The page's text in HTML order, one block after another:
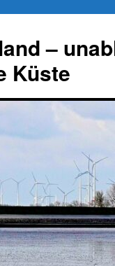
–
Küste